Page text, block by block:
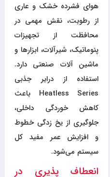
هوای فشرده خشک و عاری
از رطوبت، نقش مهمی در
محافظت از تجهیزات
پنوماتیک، شیرآلات، ابزارها و
ماشین آلات صنعتی دارد.
استفاده از درایر جذبی
Heatless Series باعث
کاهش خوردگی داخلی،
جلوگیری از یخ زدگی خطوط
و افزایش عمر مفید کل
سیستم می‌شود.
انعطاف پذیری در